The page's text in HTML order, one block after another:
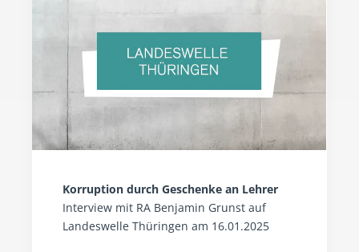
Korruption durch Geschenke an Lehrer
Interview mit RA Benjamin Grunst auf
Landeswelle Thüringen am 16.01.2025